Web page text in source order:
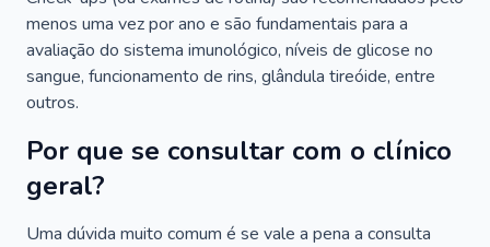
menos uma vez por ano e são fundamentais para a
avaliação do sistema imunológico, níveis de glicose no
sangue, funcionamento de rins, glândula tireóide, entre
outros.
Por que se consultar com o clínico
geral?
Uma dúvida muito comum é se vale a pena a consulta